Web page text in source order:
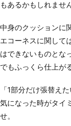
もあるかもしれません
中身のクッションに
エコーネスに関して
はできないものとな
でもふっくら仕上が
「1部分だけ張替え
気になった時がタイ
せ。